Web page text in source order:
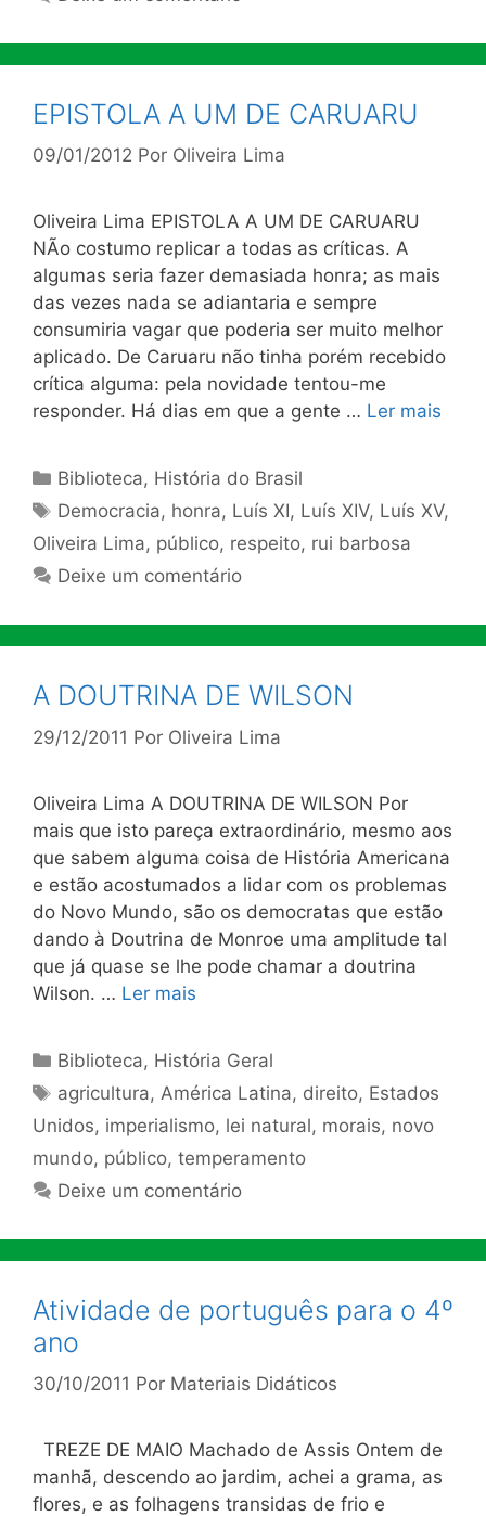
EPISTOLA A UM DE CARUARU
09/01/2012 Por Oliveira Lima
Oliveira Lima EPISTOLA A UM DE CARUARU
NÃo costumo replicar a todas as críticas. A
algumas seria fazer demasiada honra; as mais
das vezes nada se adiantaria e sempre
consumiria vagar que poderia ser muito melhor
aplicado. De Caruaru não tinha porém recebido
crítica alguma: pela novidade tentou-me
responder. Há dias em que a gente … Ler mais
Categorias
Biblioteca, História do Brasil
Tags
Democracia, honra, Luís XI, Luís XIV, Luís XV,
Oliveira Lima, público, respeito, rui barbosa
Deixe um comentário
A DOUTRINA DE WILSON
29/12/2011 Por Oliveira Lima
Oliveira Lima A DOUTRINA DE WILSON Por
mais que isto pareça extraordinário, mesmo aos
que sabem alguma coisa de História Americana
e estão acostumados a lidar com os problemas
do Novo Mundo, são os democratas que estão
dando à Doutrina de Monroe uma amplitude tal
que já quase se lhe pode chamar a doutrina
Wilson. … Ler mais
Categorias
Biblioteca, História Geral
Tags
agricultura, América Latina, direito, Estados
Unidos, imperialismo, lei natural, morais, novo
mundo, público, temperamento
Deixe um comentário
Atividade de português para o 4º
ano
30/10/2011 Por Materiais Didáticos
TREZE DE MAIO Machado de Assis Ontem de
manhã, descendo ao jardim, achei a grama, as
flores, e as folhagens transidas de frio e